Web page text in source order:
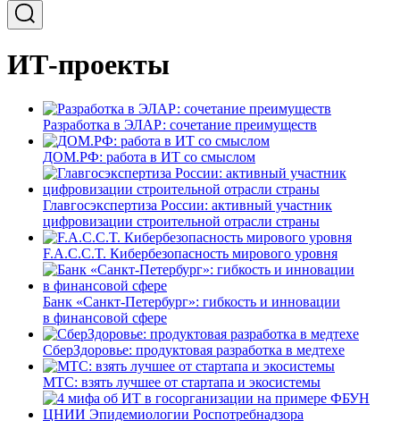
ИТ-проекты
Разработка в ЭЛАР: сочетание преимуществ
ДОМ.РФ: работа в ИТ со смыслом
Главгосэкспертиза России: активный участник
цифровизации строительной отрасли страны
F.A.C.C.T. Кибербезопасность мирового уровня
Банк «Санкт-Петербург»: гибкость и инновации
в финансовой сфере
СберЗдоровье: продуктовая разработка в медтехе
МТС: взять лучшее от стартапа и экосистемы